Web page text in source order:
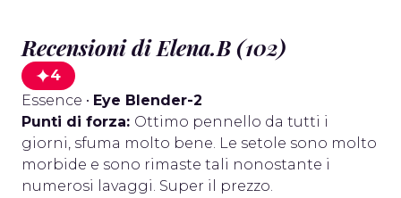
Recensioni di Elena.B (102)
4
Essence • Eye Blender-2
Punti di forza: Ottimo pennello da tutti i
giorni, sfuma molto bene. Le setole sono molto
morbide e sono rimaste tali nonostante i
numerosi lavaggi. Super il prezzo.